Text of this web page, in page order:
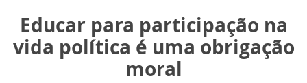
Educar para participação na
vida política é uma obrigação
moral